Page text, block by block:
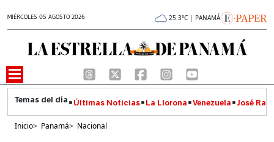
MIÉRCOLES 05 AGOSTO 2026 25.3°C | PANAMÁ
Últimas Noticias La Llorona Venezuela José
Inicio> Panamá> Nacional